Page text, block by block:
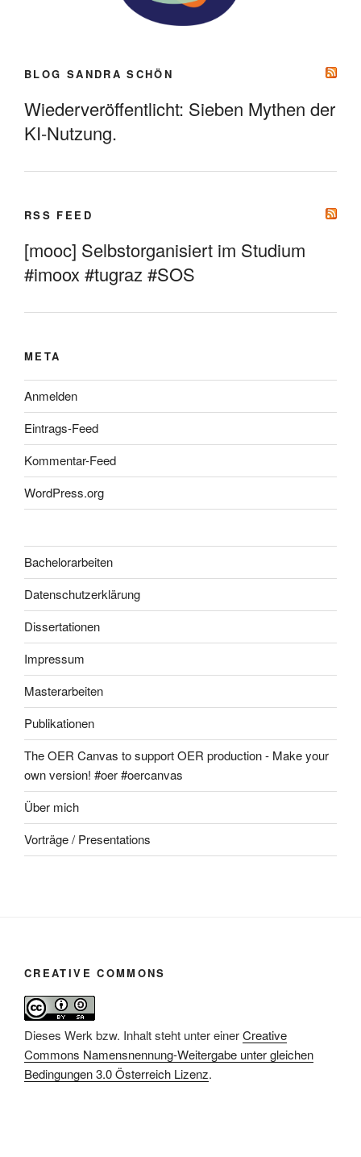
BLOG SANDRA SCHÖN
Wiederveröffentlicht: Sieben Mythen der
KI-Nutzung.
RSS FEED
[mooc] Selbstorganisiert im Studium
#imoox #tugraz #SOS
META
Anmelden
Eintrags-Feed
Kommentar-Feed
WordPress.org
Bachelorarbeiten
Datenschutzerklärung
Dissertationen
Impressum
Masterarbeiten
Publikationen
The OER Canvas to support OER production - Make your
own version! #oer #oercanvas
Über mich
Vorträge / Presentations
CREATIVE COMMONS
Dieses Werk bzw. Inhalt steht unter einerCreative
Commons Namensnennung-Weitergabe unter gleichen
Bedingungen 3.0 Österreich Lizenz.